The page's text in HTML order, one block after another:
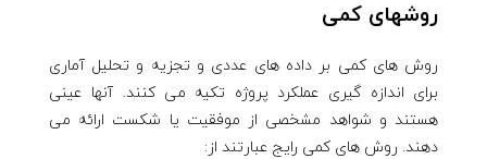
روشهای کمی
روش های کمی بر داده های عددی و تجزیه و تحلیل آماری
برای اندازه گیری عملکرد پروژه تکیه می کنند. آنها عینی
هستند و شواهد مشخصی از موفقیت یا شکست ارائه می
دهند. روش های کمی رایج عبارتند از: